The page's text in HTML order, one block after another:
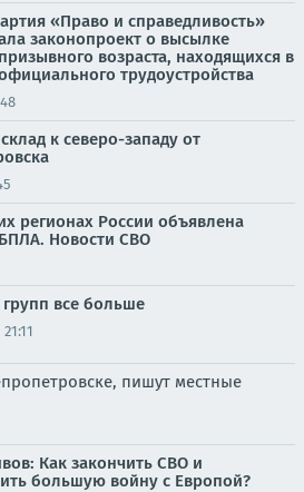
«Право и справедливость»
законопроект о высылке
возраста, находящихся в
трудоустройства
к северо-западу от
регионах России объявлена
Новости СВО
все больше
21:11
пишут местные
Как закончить СВО и
большую войну с Европой?